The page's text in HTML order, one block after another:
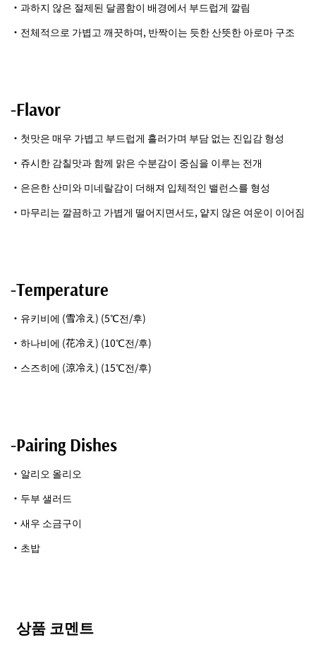
・과하지 않은 절제된 달콤함이 배경에서 부드럽게 깔림
・전체적으로 가볍고 깨끗하며, 반짝이는 듯한 산뜻한 아로마 구조
-Flavor
・첫맛은 매우 가볍고 부드럽게 흘러가며 부담 없는 진입감 형성
・쥬시한 감칠맛과 함께 맑은 수분감이 중심을 이루는 전개
・은은한 산미와 미네랄감이 더해져 입체적인 밸런스를 형성
・마무리는 깔끔하고 가볍게 떨어지면서도, 얕지 않은 여운이 이어짐
-Temperature
・유키비에 (雪冷え) (5℃전/후)
・하나비에 (花冷え) (10℃전/후)
・스즈히에 (涼冷え) (15℃전/후)
-Pairing Dishes
・알리오 올리오
・두부 샐러드
・새우 소금구이
・초밥
상품 코멘트